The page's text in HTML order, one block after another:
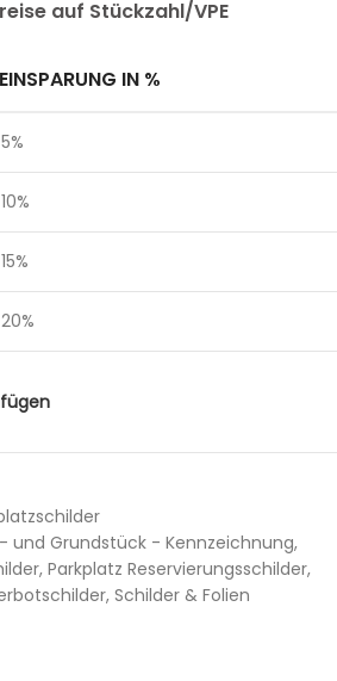
auf Stückzahl/VPE
EINSPARUNG IN %
5%
10%
15%
20%
und Grundstück - Kennzeichnung,
, Parkplatz Reservierungsschilder,
, Schilder & Folien